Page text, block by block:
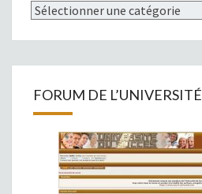
Catégories
FORUM DE L’UNIVERSITÉ